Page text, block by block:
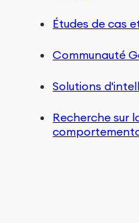
Études de cas
Communauté
Solutions
Recherche sur